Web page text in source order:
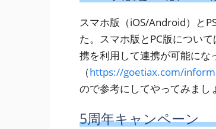
スマホ版（iOS/Android）と
た。スマホ版とPC版につい
携を利用して連携が可能にな
（https://goetiax.com/
ので参考にしてやってみまし
5周年キャンペーン